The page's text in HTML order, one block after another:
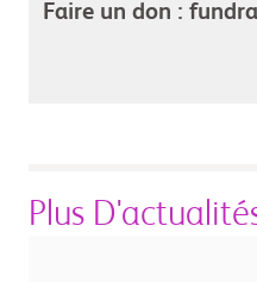
Faire un don :
Plus